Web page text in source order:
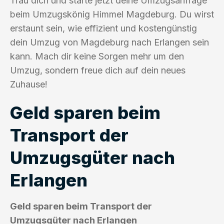
beim Umzugskönig Himmel Magdeburg. Du wirst
erstaunt sein, wie effizient und kostengünstig
dein Umzug von Magdeburg nach Erlangen sein
kann. Mach dir keine Sorgen mehr um den
Umzug, sondern freue dich auf dein neues
Zuhause!
Geld sparen beim
Transport der
Umzugsgüter nach
Erlangen
Geld sparen beim Transport der
Umzugsgüter nach Erlangen